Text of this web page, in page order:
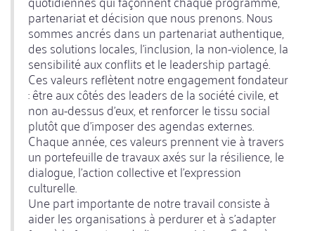
partenariat et décision que nous prenons. Nous
sommes ancrés dans un partenariat authentique,
des solutions locales, l'inclusion, la non-violence, la
sensibilité aux conflits et le leadership partagé.
Ces valeurs reflètent notre engagement fondateur
: être aux côtés des leaders de la société civile, et
non au-dessus d'eux, et renforcer le tissu social
plutôt que d'imposer des agendas externes.
Chaque année, ces valeurs prennent vie à travers
un portefeuille de travaux axés sur la résilience, le
dialogue, l'action collective et l'expression
culturelle.
Une part importante de notre travail consiste à
aider les organisations à perdurer et à s'adapter